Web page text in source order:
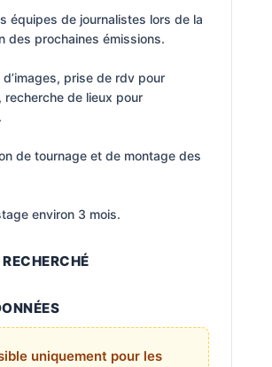
équipes de journalistes lors de la
des prochaines émissions.
d’images, prise de rdv pour
recherche de lieux pour
de tournage et de montage des
environ 3 mois.
uniquement pour les